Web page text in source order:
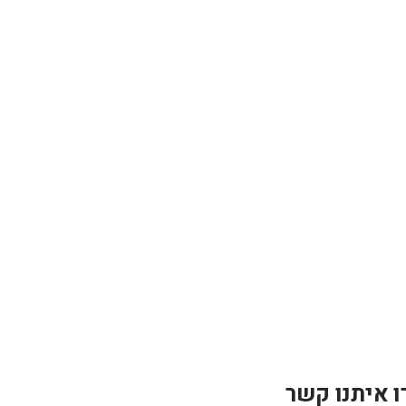
איתנו קשר